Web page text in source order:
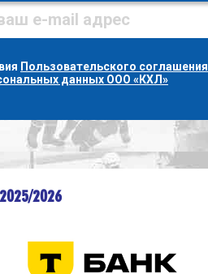
Пользовательского соглашения
данных ООО «КХЛ»
2026